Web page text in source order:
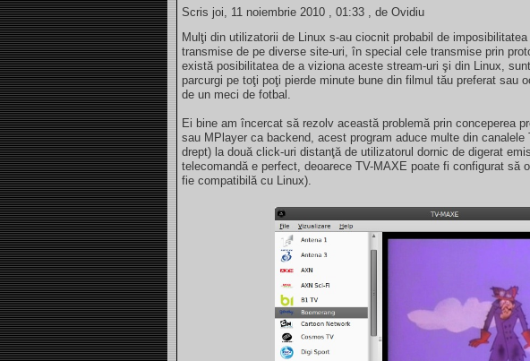
Scris joi, 11 noiembrie 2010 , 01:33 , de Ovidiu
Mulţi din utilizatorii de Linux s-au ciocnit probabil de
transmise de pe diverse site-uri, în special cele transmise prin
există posibilitatea de a viziona aceste stream-uri şi din Linux,
parcurgi pe toţi poţi pierde minute bune din filmul tău preferat sau
de un meci de fotbal.
Ei bine am încercat să rezolv această problemă prin conceperea
sau MPlayer ca backend, acest program aduce multe din
drept) la două click-uri distanţă de utilizatorul dornic de digerat
telecomandă e perfect, deoarece TV-MAXE poate fi configurat să
fie compatibilă cu Linux).